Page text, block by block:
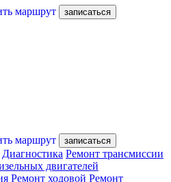
маршрут записаться
маршрут записаться
Диагностика Ремонт трансмиссии
двигателей
Ремонт ходовой Ремонт